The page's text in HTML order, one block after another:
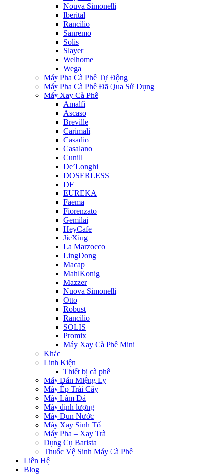
Nouva Simonelli
Iberital
Rancilio
Sanremo
Solis
Slayer
Welhome
Wega
Máy Pha Cà Phê Tự Động
Máy Pha Cà Phê Đã Qua Sử Dụng
Máy Xay Cà Phê
Amalfi
Ascaso
Breville
Carimali
Casadio
Casalano
Cunill
De’Longhi
DOSERLESS
DF
EUREKA
Faema
Fiorenzato
Gemilai
HeyCafe
JieXing
La Marzocco
LingDong
Macap
MahlKonig
Mazzer
Nuova Simonelli
Otto
Robust
Rancilio
SOLIS
Promix
Máy Xay Cà Phê Mini
Khác
Linh Kiện
Thiết bị cà phê
Máy Dán Miệng Ly
Máy Ép Trái Cây
Máy Làm Đá
Máy định lượng
Máy Đun Nước
Máy Xay Sinh Tố
Máy Pha – Xay Trà
Dụng Cụ Barista
Thuốc Vệ Sinh Máy Cà Phê
Liên Hệ
Blog